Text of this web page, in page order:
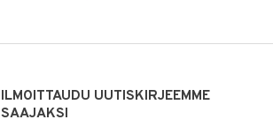
ILMOITTAUDU UUTISKIRJEEMME
SAAJAKSI